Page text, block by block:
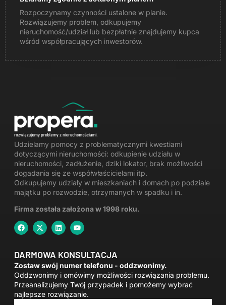
Rozpoczynamy czynności ustalone w planie.
Rozwiązujemy problem, odkupujemy
nieruchomość/udział lub bezpłatnie znajdujemy kupca
wśród współpracujących inwestorów.
Udzielamy pomocy z problematycznymi kwestiami
dotyczącymi nieruchomości: odkupienie udziału w
nieruchomości , zadłużenie, dziki lokator, brak możliwości
dogadania się ze współwłaścicielami itp.
Odkupujemy udziały w mieszkaniach i domach po podziale
majątku po rozwodzie otrzymanych w spadku i in.
Firma została założona w 1998 roku.
DARMOWA KONSULTACJA
Zostaw swój numer telefonu - oddzwonimy.
Oddzwonimy i omówimy możliwości rozwiązania problemu.
Przeanalizujemy Twój przypadek i pomożemy wybrać
najlepsze rozwiązanie.